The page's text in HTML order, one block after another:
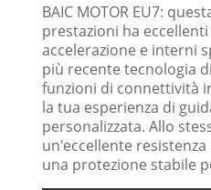
BAIC MOTOR EU7:
prestazioni ha
accelerazione e interni
più recente tecnologia
funzioni di connettività
la tua esperienza di
personalizzata. Allo
un'eccellente
una protezione stabile